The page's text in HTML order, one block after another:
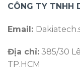
CÔNG TY TNHH
Email:
Địa chỉ: 385/30
TP.HCM